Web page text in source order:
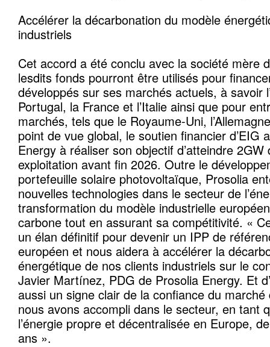
Accélérer la décarbonation du modèle
industriels
Cet accord a été conclu avec la société mère
lesdits fonds pourront être utilisés pour
développés sur ses marchés actuels, à savoir
Portugal, la France et l’Italie ainsi que pour
marchés, tels que le Royaume-Uni,
point de vue global, le soutien financier d’EIG
Energy à réaliser son objectif d’atteindre
exploitation avant fin 2026. Outre le
portefeuille solaire photovoltaïque, Prosolia
nouvelles technologies dans le secteur de
transformation du modèle industrielle
carbone tout en assurant sa compétitivité. «
un élan définitif pour devenir un IPP de
européen et nous aidera à accélérer la
énergétique de nos clients industriels sur le
Javier Martínez, PDG de Prosolia Energy. Et
aussi un signe clair de la confiance du
nous avons accompli dans le secteur, en tant
l’énergie propre et décentralisée en Europe,
ans ».